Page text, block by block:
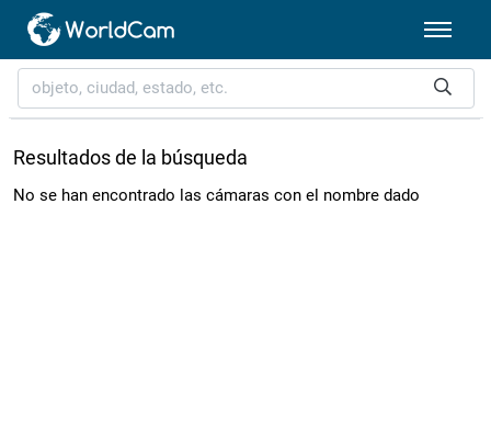
Resultados de la búsqueda
No se han encontrado las cámaras con el nombre dado